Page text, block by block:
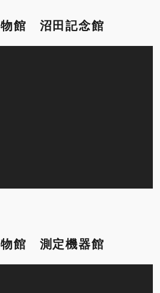
物館 沼田記念館
物館 測定機器館